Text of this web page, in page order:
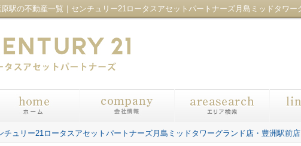
チュリー21ロータスアセットパートナーズ月島ミッドタワーグランド店・豊洲駅前店